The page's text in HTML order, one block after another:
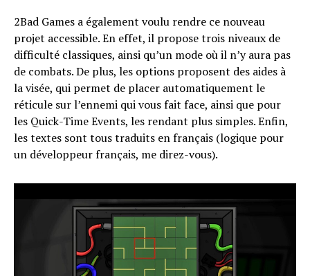
2Bad Games a également voulu rendre ce nouveau
projet accessible. En effet, il propose trois niveaux de
difficulté classiques, ainsi qu’un mode où il n’y aura pas
de combats. De plus, les options proposent des aides à
la visée, qui permet de placer automatiquement le
réticule sur l’ennemi qui vous fait face, ainsi que pour
les Quick-Time Events, les rendant plus simples. Enfin,
les textes sont tous traduits en français (logique pour
un développeur français, me direz-vous).
Pinterest
Whatsapp
Email